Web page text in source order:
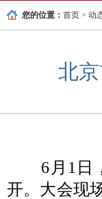
您的位置： 首页 > 动
北
6月1日
开。大会现